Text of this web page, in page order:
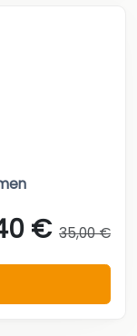
€ 35,00 €